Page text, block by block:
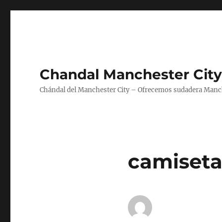
Chandal Manchester
Chándal del Manchester City – Ofrecemos sudadera